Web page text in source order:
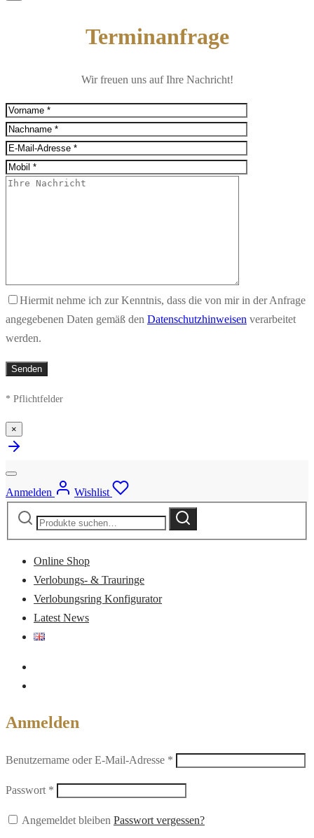
Terminanfrage
Wir freuen uns auf Ihre Nachricht!
Hiermit nehme ich zur Kenntnis, dass die von mir in der Anfrage
angegebenen Daten gemäß den Datenschutzhinweisen verarbeitet
werden.
* Pflichtfelder
×
Anmelden
Wishlist
Suche
Suche
Online Shop
Verlobungs- & Trauringe
Verlobungsring Konfigurator
Latest News
Anmelden
Benutzername oder E-Mail-Adresse *
Passwort *
Angemeldet bleiben Passwort vergessen?